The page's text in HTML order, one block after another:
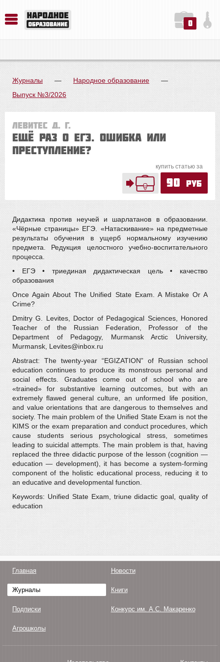
0
Журналы — Народное образование
—
Выпуск №3/2026
Левитес Д. Г.
Ещё раз о ЕГЭ. Ошибка или
преступление?
купить статью за
90 руб
Дидактика против неучей и шарлатанов в образовании.
«Чёрные страницы» ЕГЭ. «Натаскивание» на предметные
результаты обучения в ущерб нормальному изучению
предмета. Редукция целостного учебно-воспитательного
процесса.
• ЕГЭ • триединая дидактическая цель • качество
образования
Once Again About The Unified State Exam. A Mistake Or A
Crime?
Dmitry G. Levites, Doctor of Pedagogical Sciences, Honored
Teacher of the Russian Federation, Professor of the
Department of Pedagogy, Murmansk Arctic University,
Murmansk, Levites@inbox.ru
Abstract: The twenty-year “EGIZATION” of Russian school
education continues to produce its monstrous personal and
social effects. Graduates come out of school who are
«trained» for substantive learning outcomes, but with an
extremely flawed general culture, an unformed life position,
and value orientations that are dangerous to themselves and
society. The main problem of the Unified State Exam is not the
KIMS or the exam preparation and conduct procedures, which
cause students serious psychological stress, sometimes
leading to suicidal attempts. The main problem is that, having
replaced the three didactic purpose of the lesson (cognition —
education — development), it has become a system-forming
component of the holistic educational process, reducing it to
an educative and developmental function.
Keywords: Unified State Exam, triune didactic goal, quality of
education
Главная Новости
Журналы Книги
Подписки Конкурс им. А.С. Макаренко
Агрошколы